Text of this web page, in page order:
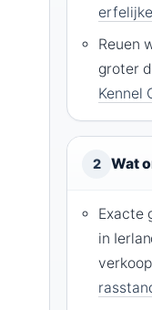
Reuen
groter
Kennel
2 Wat
Exacte
in